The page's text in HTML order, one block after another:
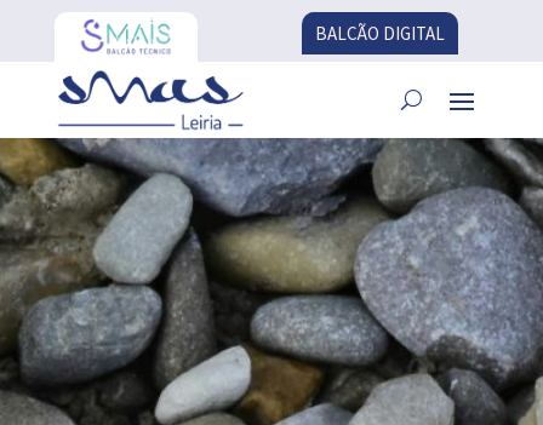
BALCÃO DIGITAL